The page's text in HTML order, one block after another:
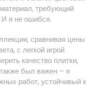
требующий
И я не ошибся.
сравнивая цены
с легкой игрой
качество плитки,
был важен – я
работ, устойчивый к